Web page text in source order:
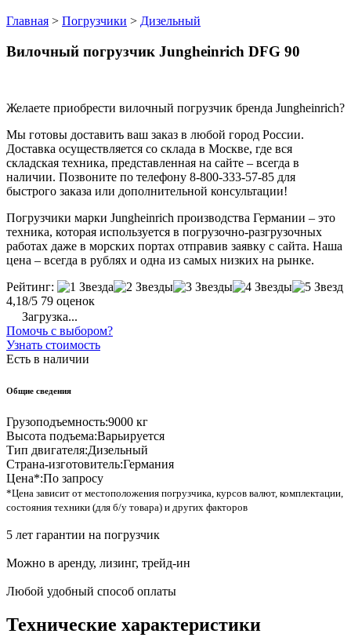
Главная > Погрузчики > Дизельный
Вилочный погрузчик Jungheinrich DFG 90
Желаете приобрести вилочный погрузчик бренда Jungheinrich?
Мы готовы доставить ваш заказ в любой город России.
Доставка осуществляется со склада в Москве, где вся
складская техника, представленная на сайте – всегда в
наличии. Позвоните по телефону 8-800-333-57-85 для
быстрого заказа или дополнительной консультации!
Погрузчики марки Jungheinrich производства Германии – это
техника, которая используется в погрузочно-разгрузочных
работах даже в морских портах отправив заявку с сайта. Наша
цена – всегда в рублях и одна из самых низких на рынке.
Рейтинг:
4,18/5 79 оценок
Загрузка...
Помочь с выбором?
Узнать стоимость
Есть в наличии
Общие сведения
Грузоподъемность:9000 кг
Высота подъема:Варьируется
Тип двигателя:Дизельный
Страна-изготовитель:Германия
Цена*:По запросу
*Цена зависит от местоположения погрузчика, курсов валют, комплектации,
состояния техники (для б/у товара) и других факторов
5 лет гарантии на погрузчик
Можно в аренду, лизинг, трейд-ин
Любой удобный способ оплаты
Технические характеристики